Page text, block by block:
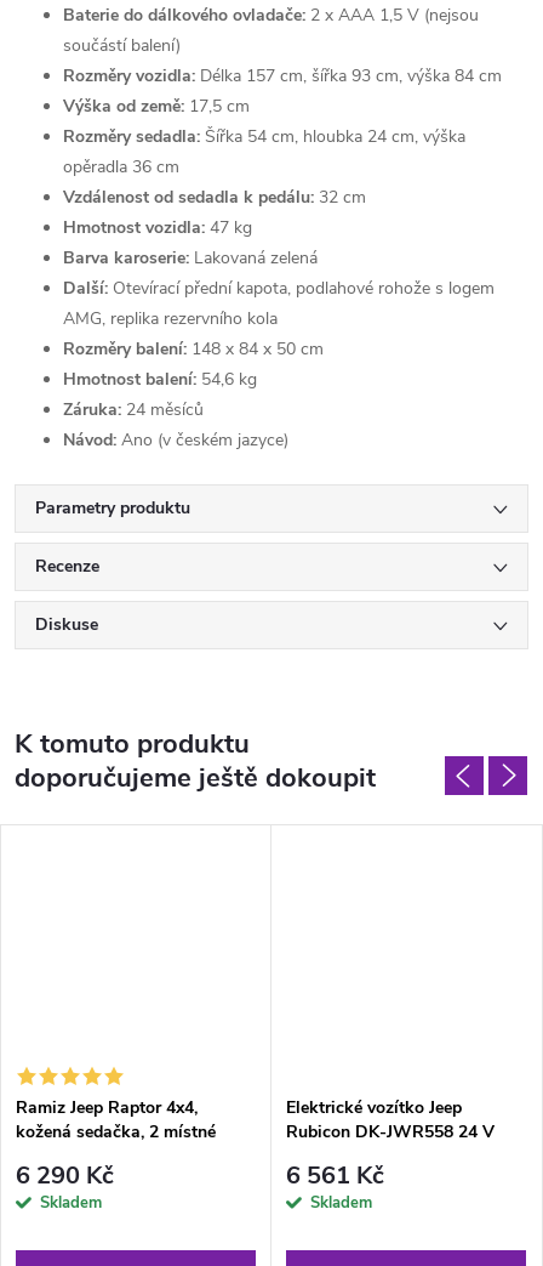
Baterie do dálkového ovladače: 2 x AAA 1,5 V (nejsou
součástí balení)
Rozměry vozidla: Délka 157 cm, šířka 93 cm, výška 84 cm
Výška od země: 17,5 cm
Rozměry sedadla: Šířka 54 cm, hloubka 24 cm, výška
opěradla 36 cm
Vzdálenost od sedadla k pedálu: 32 cm
Hmotnost vozidla: 47 kg
Barva karoserie: Lakovaná zelená
Další: Otevírací přední kapota, podlahové rohože s logem
AMG, replika rezervního kola
Rozměry balení: 148 x 84 x 50 cm
Hmotnost balení: 54,6 kg
Záruka: 24 měsíců
Návod: Ano (v českém jazyce)
Parametry produktu
Recenze
Diskuse
K tomuto produktu
doporučujeme ještě dokoupit
Ramiz Jeep Raptor 4x4,
kožená sedačka, 2 místné
6 290 Kč
Skladem
Elektrické vozítko Jeep
Rubicon DK-JWR558 24 V
6 561 Kč
Skladem